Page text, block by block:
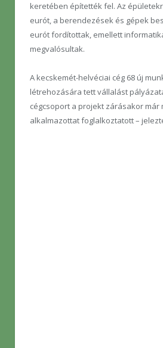
keretében építették fel. Az
eurót, a berendezések és gépek
eurót fordítottak, emellett
megvalósultak.
A kecskemét-helvéciai cég 68 új
létrehozására tett vállalást
cégcsoport a projekt zárásakor már
alkalmazottat foglalkoztatott –